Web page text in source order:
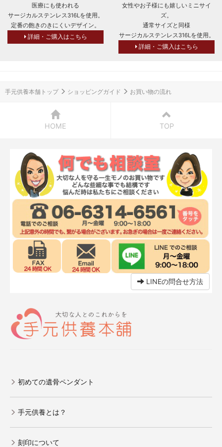
医療にも使われる
サージカルステンレス316Lを使用。
定番の飽きのきにくいデザイン。
詳細・ご購入はこちら
女性やお子様にも嬉しいミニサイ
ズ。
通常サイズと同様
サージカルステンレス316Lを使用。
詳細・ご購入はこちら
手元供養本舗トップ ショッピングガイド お買い物の流れ
HOME TOP
LINEの問合せ方法
初めての遺骨ペンダント
手元供養とは？
刻印について